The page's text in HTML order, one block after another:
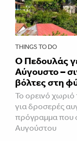
THINGS TO DO
Ο Πεδουλάς
Αύγουστο –
βόλτες στη
Το ορεινό
για δροσερές
πρόγραμμα που
Αυγούστου